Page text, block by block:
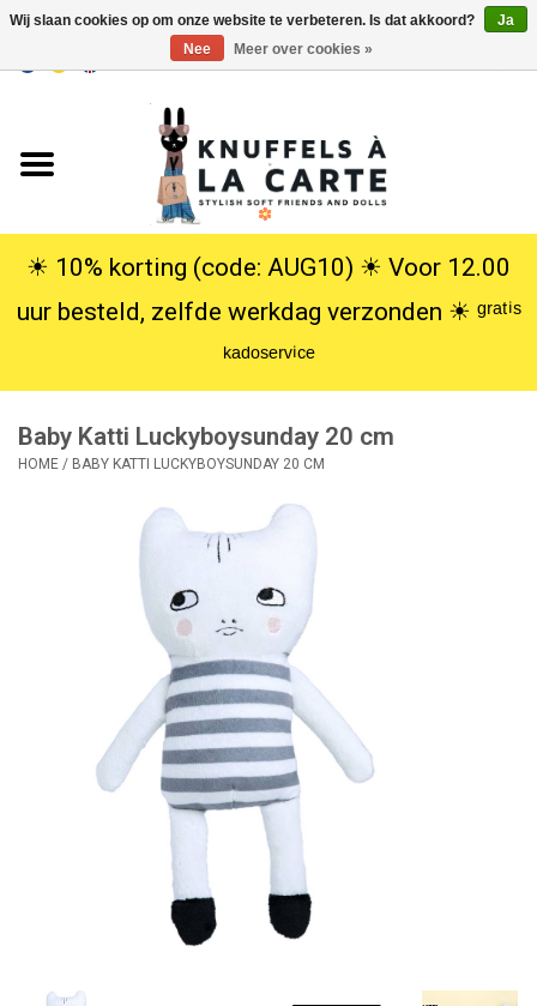
USD
Knuffels
Poppen
SALE
Cadeauservice
☀︎ 10% korting (code: AUG10) ☀︎ Voor 12.00
uur besteld, zelfde werkdag verzonden ☀︎ ᵍʳᵃᵗⁱˢ
ᵏᵃᵈᵒˢᵉʳᵛⁱᶜᵉ
Baby Katti Luckyboysunday 20 cm
HOME / BABY KATTI LUCKYBOYSUNDAY 20 CM
Wij slaan cookies op om onze website te verbeteren. Is dat akkoord?
Ja
Nee
Meer over cookies »